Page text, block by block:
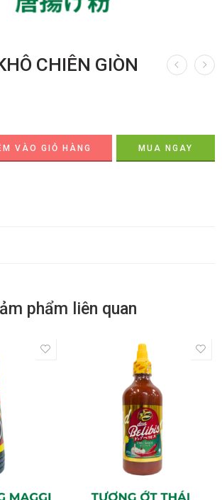
CHIÊN GIÒN
VÀO GIỎ HÀNG MUA NGAY
phẩm liên quan